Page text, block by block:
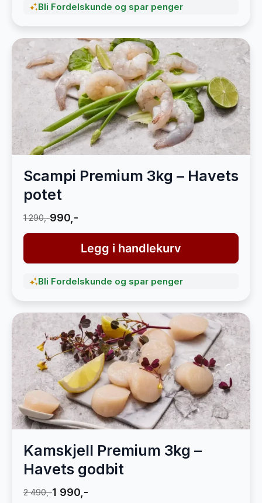
Bli Fordelskunde og spar penger
Scampi Premium 3kg – Havets
potet
1 290,-990,-
Legg i handlekurv
Bli Fordelskunde og spar penger
Kamskjell Premium 3kg –
Havets godbit
2 490,-1 990,-